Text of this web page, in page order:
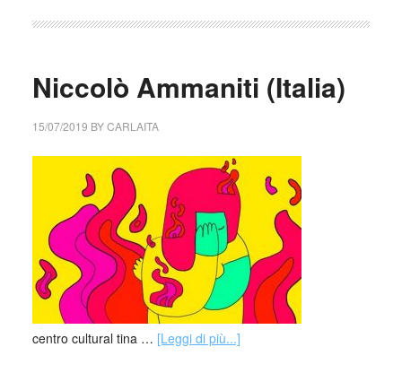
Niccolò Ammaniti (Italia)
15/07/2019 BYCARLAITA
centro cultural tina … [Leggi di più...]